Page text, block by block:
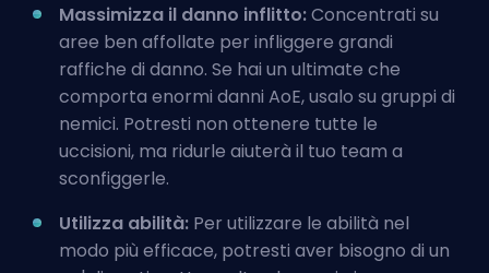
Massimizza il danno inflitto:Concentrati su
aree ben affollate per infliggere grandi
raffiche di danno. Se hai un ultimate che
comporta enormi danni AoE, usalo su gruppi di
nemici. Potresti non ottenere tutte le
uccisioni, ma ridurle aiuterà il tuo team a
sconfiggerle.
Utilizza abilità: Per utilizzare le abilità nel
modo più efficace, potresti aver bisogno di un